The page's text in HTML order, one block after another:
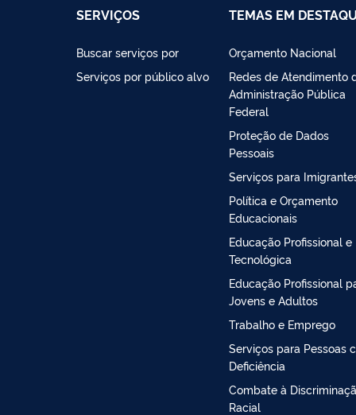
SERVIÇOS
Buscar serviços por
Serviços por público alvo
TEMAS EM
Orçamento Nacional
Redes de Atendimento
Administração Pública
Federal
Proteção de Dados
Pessoais
Serviços para
Política e Orçamento
Educacionais
Educação Profissional e
Tecnológica
Educação Profissional
Jovens e Adultos
Trabalho e Emprego
Serviços para Pessoas
Deficiência
Combate à
Racial